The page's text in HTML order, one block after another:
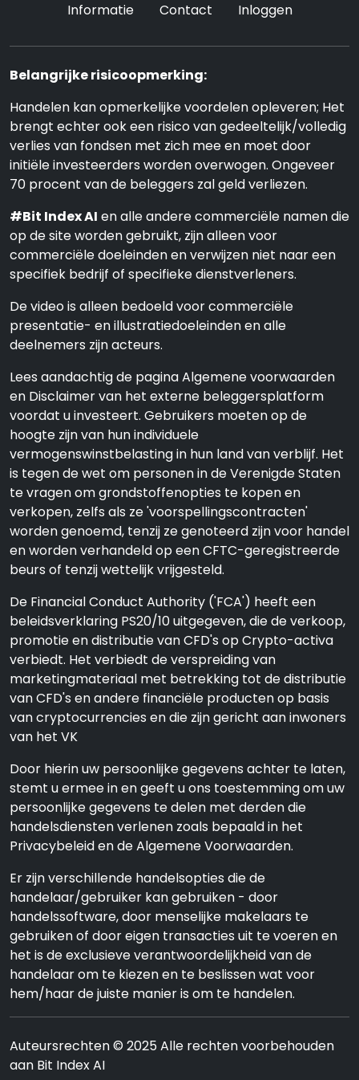
Informatie Contact Inloggen
Belangrijke risicoopmerking:
Handelen kan opmerkelijke voordelen opleveren; Het
brengt echter ook een risico van gedeeltelijk/volledig
verlies van fondsen met zich mee en moet door
initiële investeerders worden overwogen. Ongeveer
70 procent van de beleggers zal geld verliezen.
#Bit Index AI en alle andere commerciële namen die
op de site worden gebruikt, zijn alleen voor
commerciële doeleinden en verwijzen niet naar een
specifiek bedrijf of specifieke dienstverleners.
De video is alleen bedoeld voor commerciële
presentatie- en illustratiedoeleinden en alle
deelnemers zijn acteurs.
Lees aandachtig de pagina Algemene voorwaarden
en Disclaimer van het externe beleggersplatform
voordat u investeert. Gebruikers moeten op de
hoogte zijn van hun individuele
vermogenswinstbelasting in hun land van verblijf. Het
is tegen de wet om personen in de Verenigde Staten
te vragen om grondstoffenopties te kopen en
verkopen, zelfs als ze 'voorspellingscontracten'
worden genoemd, tenzij ze genoteerd zijn voor handel
en worden verhandeld op een CFTC-geregistreerde
beurs of tenzij wettelijk vrijgesteld.
De Financial Conduct Authority ('FCA') heeft een
beleidsverklaring PS20/10 uitgegeven, die de verkoop,
promotie en distributie van CFD's op Crypto-activa
verbiedt. Het verbiedt de verspreiding van
marketingmateriaal met betrekking tot de distributie
van CFD's en andere financiële producten op basis
van cryptocurrencies en die zijn gericht aan inwoners
van het VK
Door hierin uw persoonlijke gegevens achter te laten,
stemt u ermee in en geeft u ons toestemming om uw
persoonlijke gegevens te delen met derden die
handelsdiensten verlenen zoals bepaald in het
Privacybeleid en de Algemene Voorwaarden.
Er zijn verschillende handelsopties die de
handelaar/gebruiker kan gebruiken - door
handelssoftware, door menselijke makelaars te
gebruiken of door eigen transacties uit te voeren en
het is de exclusieve verantwoordelijkheid van de
handelaar om te kiezen en te beslissen wat voor
hem/haar de juiste manier is om te handelen.
Auteursrechten © 2025 Alle rechten voorbehouden
aan Bit Index AI